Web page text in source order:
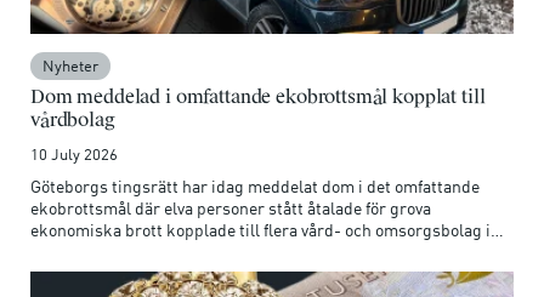
Nyheter
Dom meddelad i omfattande ekobrottsmål kopplat till
vårdbolag
10 July 2026
Göteborgs tingsrätt har idag meddelat dom i det omfattande
ekobrottsmål där elva personer stått åtalade för grova
ekonomiska brott kopplade till flera vård- och omsorgsbolag i
skattebrott och grova näringspenningtvättsbrott.